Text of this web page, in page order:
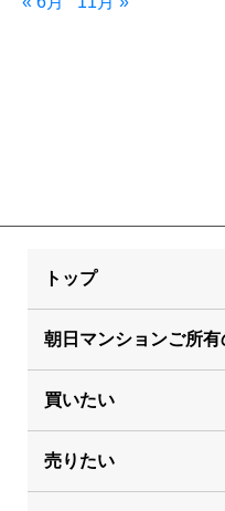
トップ
朝日マンションご所有
買いたい
売りたい